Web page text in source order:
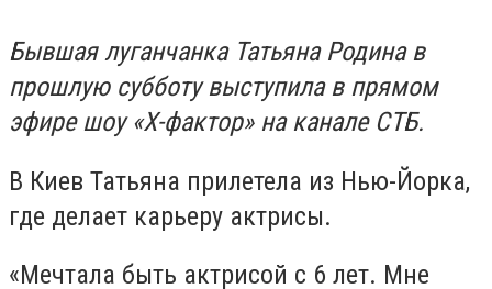
Бывшая луганчанка Татьяна Родина в
прошлую субботу выступила в прямом
эфире шоу «Х-фактор» на канале СТБ.
В Киев Татьяна прилетела из Нью-Йорка,
где делает карьеру актрисы.
«Мечтала быть актрисой с 6 лет. Мне